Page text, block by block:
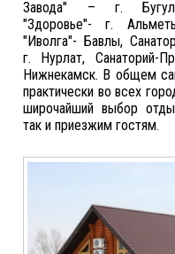
Завода" – г.
"Здоровье"- г.
"Иволга"- Бавлы,
г. Нурлат, Санаторий-
Нижнекамск. В общем
практически во всех
широчайший выбор
так и приезжим гостям.